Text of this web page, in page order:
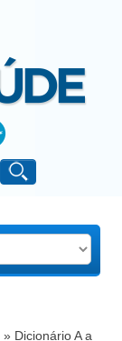
» Dicionário A a